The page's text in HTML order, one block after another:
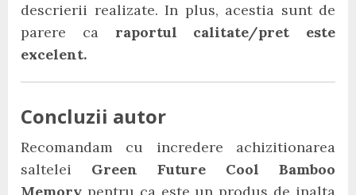
descrierii realizate. In plus, acestia sunt de
parere ca raportul calitate/pret este
excelent.
Concluzii autor
Recomandam cu incredere achizitionarea
saltelei Green Future Cool Bamboo